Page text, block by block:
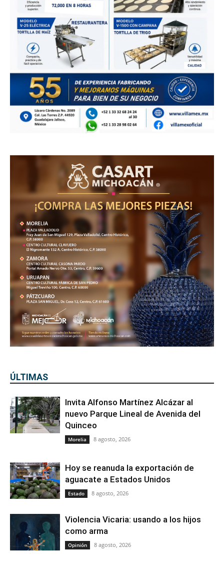
ÚLTIMAS
Invita Alfonso Martínez Alcázar al
nuevo Parque Lineal de Avenida del
Quinceo
Morelia 8 agosto, 2026
Hoy se reanuda la exportación de
aguacate a Estados Unidos
Estado 8 agosto, 2026
Violencia Vicaria: usando a los hijos
como arma
Opinión 8 agosto, 2026